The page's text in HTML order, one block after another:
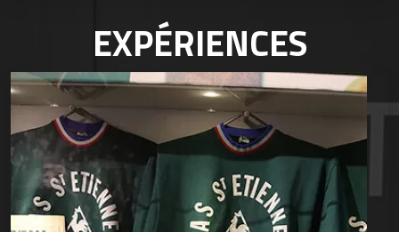
EXPÉRIENCES